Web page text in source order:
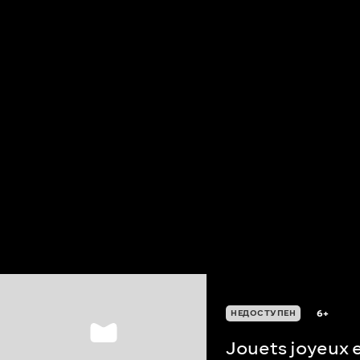
НЕДОСТУПЕН 6+
Jouets joyeux